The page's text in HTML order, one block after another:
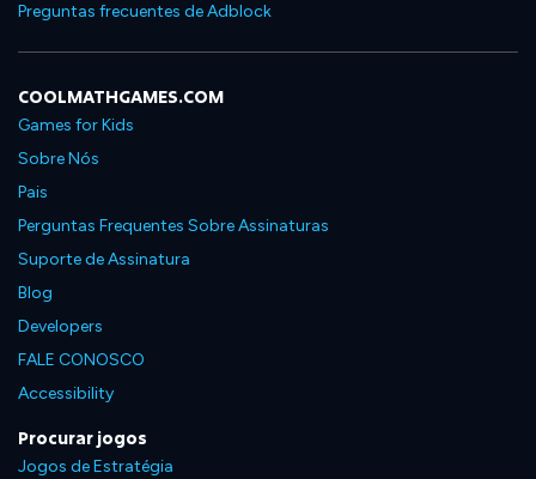
Preguntas frecuentes de Adblock
COOLMATHGAMES.COM
Games for Kids
Sobre Nós
Pais
Perguntas Frequentes Sobre Assinaturas
Suporte de Assinatura
Blog
Developers
FALE CONOSCO
Accessibility
Procurar jogos
Jogos de Estratégia